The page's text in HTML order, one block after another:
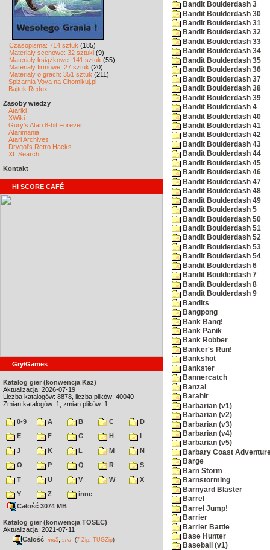
Czasopisma: 714 sztuk (185)
Materiały scenowe: 32 sztuki (9)
Materiały książkowe: 141 sztuk (55)
Materiały firmowe: 27 sztuk (20)
Materiały o grach: 351 sztuk (211)
Spiżarnia Voya na Chomikuj.pl
Bajtek Redux
Zasoby wiedzy
Atariki
XWiki
Gury's Atari 8-bit Forever
Atarimania
Atari Archives
Drygol's Retro Hacks
XL Search
Kontakt
HI SCORE CAFÉ
Gry/Games
Katalog gier (konwencja Kaz)
Aktualizacja: 2026-07-19
Liczba katalogów: 8878, liczba plików: 40040
Zmian katalogów: 1, zmian plików: 1
0-9 A B C
D
E
F G H
I
J
K L M
N
O
P Q R
S
T
U V W
X
Y
Z
inne
Całość 3074 MB
Katalog gier (konwencja TOSEC)
Aktualizacja: 2021-07-11
Całość md5 sha (7-Zip TUGZip)
Bandit Boulderdash 3
Bandit Boulderdash 30
Bandit Boulderdash 31
Bandit Boulderdash 32
Bandit Boulderdash 33
Bandit Boulderdash 34
Bandit Boulderdash 35
Bandit Boulderdash 36
Bandit Boulderdash 37
Bandit Boulderdash 38
Bandit Boulderdash 39
Bandit Boulderdash 4
Bandit Boulderdash 40
Bandit Boulderdash 41
Bandit Boulderdash 42
Bandit Boulderdash 43
Bandit Boulderdash 44
Bandit Boulderdash 45
Bandit Boulderdash 46
Bandit Boulderdash 47
Bandit Boulderdash 48
Bandit Boulderdash 49
Bandit Boulderdash 5
Bandit Boulderdash 50
Bandit Boulderdash 51
Bandit Boulderdash 52
Bandit Boulderdash 53
Bandit Boulderdash 54
Bandit Boulderdash 6
Bandit Boulderdash 7
Bandit Boulderdash 8
Bandit Boulderdash 9
Bandits
Bangpong
Bank Bang!
Bank Panik
Bank Robber
Banker's Run!
Bankshot
Bankster
Bannercatch
Banzai
Barahir
Barbarian (v1)
Barbarian (v2)
Barbarian (v3)
Barbarian (v4)
Barbarian (v5)
Barbary Coast
Barge
Barn Storm
Barnstorming
Barnyard Blaster
Barrel
Barrel Jump!
Barrier
Barrier Battle
Base Hunter
Baseball (v1)